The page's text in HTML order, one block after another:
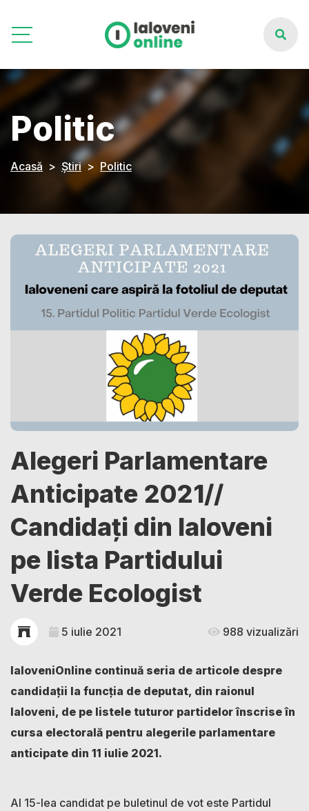
Politic
Acasă Știri Politic
Alegeri Parlamentare
Anticipate 2021//
Candidați din Ialoveni
pe lista Partidului
Verde Ecologist
5 iulie 2021 988 vizualizări
IaloveniOnline continuă seria de articole despre
candidații la funcția de deputat, din raionul
Ialoveni, de pe listele tuturor partidelor înscrise în
cursa electorală pentru alegerile parlamentare
anticipate din 11 iulie 2021.
Al 15-lea candidat pe buletinul de vot este Partidul